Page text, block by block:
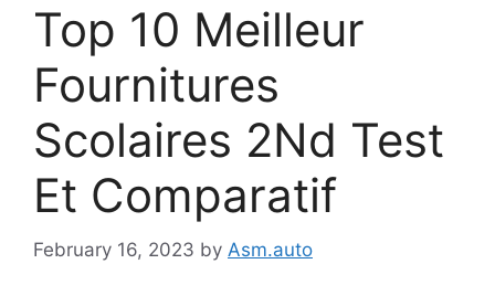
Top 10 Meilleur
Fournitures
Scolaires 2Nd Test
Et Comparatif
February 16, 2023 by Asm.auto